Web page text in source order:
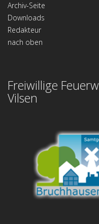
Archiv-Seite
Downloads
Redakteur
nach oben
Freiwillige
Vilsen